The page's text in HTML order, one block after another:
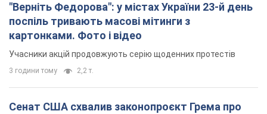
"Верніть Федорова": у містах України 23-й день
поспіль тривають масові мітинги з
картонками. Фото і відео
Учасники акцій продовжують серію щоденних протестів
3 години тому 2,2 т.
Сенат США схвалив законопроєкт Грема про